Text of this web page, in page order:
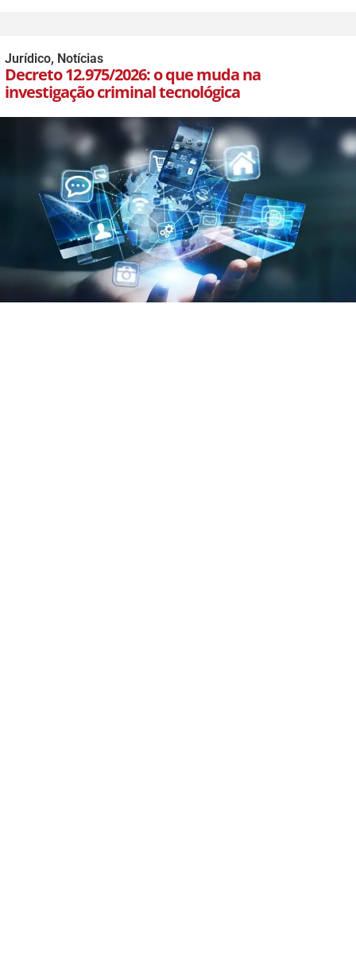
Jurídico, Notícias
Decreto 12.975/2026: o que muda na
investigação criminal tecnológica